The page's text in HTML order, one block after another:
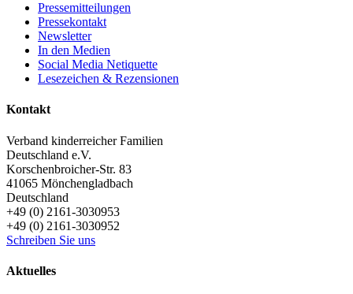
Pressemitteilungen
Pressekontakt
Newsletter
In den Medien
Social Media Netiquette
Lesezeichen & Rezensionen
Kontakt
Verband kinderreicher Familien
Deutschland e.V.
Korschenbroicher-Str. 83
41065 Mönchengladbach
Deutschland
+49 (0) 2161-3030953
+49 (0) 2161-3030952
Schreiben Sie uns
Aktuelles